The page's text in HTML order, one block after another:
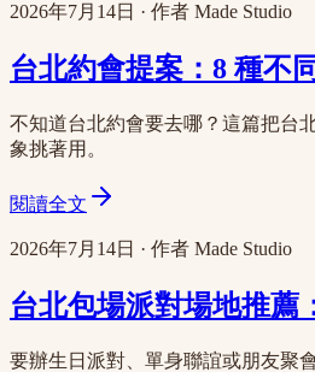
2026年7月14日 · 作者 Made Studio
台北約會提案：8 種不
不知道台北約會要去哪？這篇把台
象挑著用。
閱讀全文
2026年7月14日 · 作者 Made Studio
台北包場派對場地推薦
要辦生日派對、單身聯誼或朋友聚